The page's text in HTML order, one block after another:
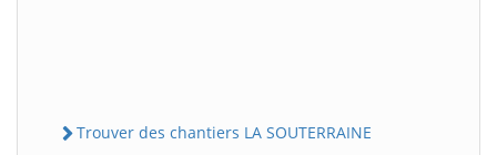
Trouver des chantiers LA SOUTERRAINE